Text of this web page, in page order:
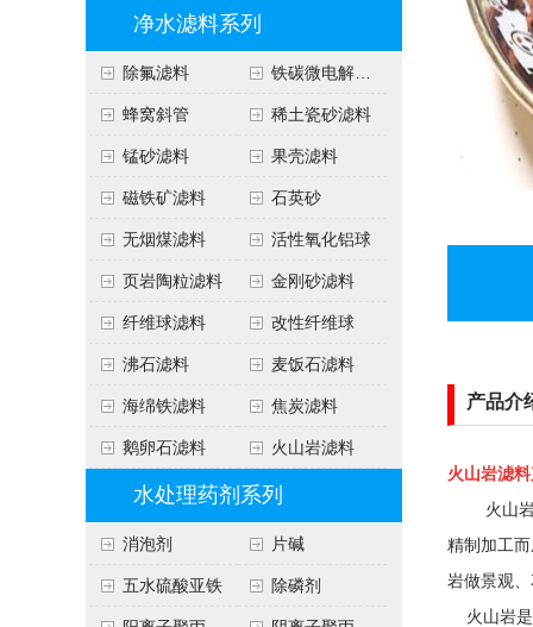
净水滤料系列
除氟滤料 铁碳微电解填料
蜂窝斜管 稀土瓷砂滤料
锰砂滤料 果壳滤料
磁铁矿滤料 石英砂
无烟煤滤料 活性氧化铝球
页岩陶粒滤料 金刚砂滤料
纤维球滤料 改性纤维球
沸石滤料 麦饭石滤料
海绵铁滤料 焦炭滤料
鹅卵石滤料 火山岩滤料
水处理药剂系列
消泡剂 片碱
五水硫酸亚铁 除磷剂
产品介
火山岩滤料
火山岩滤
精制加工
岩做景观、
火山岩是